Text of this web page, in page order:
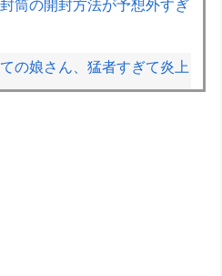
筒の開封方法が予想外すぎ
の娘さん、猛者すぎて炎上